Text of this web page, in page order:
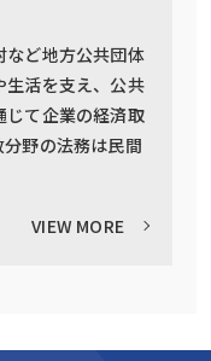
など地方公共団体
生活を支え、公共
じて企業の経済取
野の法務は民間
VIEW MORE